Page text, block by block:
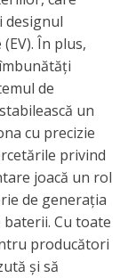
designul
În plus,
de
un
cu precizie
privind
joacă un rol
de generația
Cu toate
producători
și să